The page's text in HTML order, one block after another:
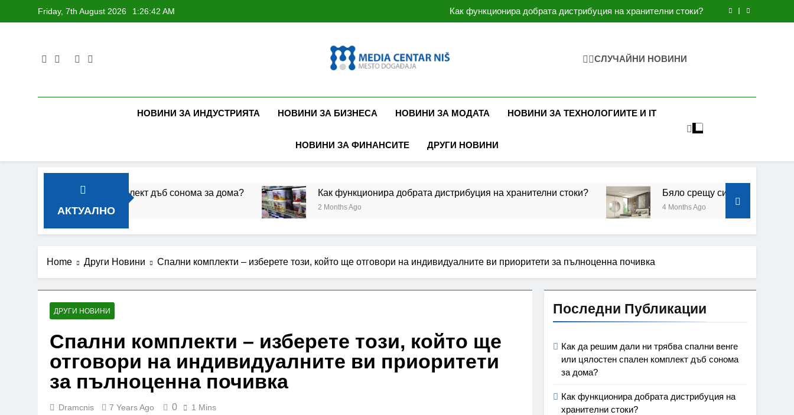
to
Friday, 7th August 2026 1:26:43 AM
комплект дъб сонома за дома?
Как функционира добрата дистрибуция на хранителни стоки?
Бяло срещу сиво в спалнята – как спалният комплект променя
комплект дъб сонома за дома?
Как функционира добрата дистрибуция на хранителни стоки?
Бяло срещу сиво в спалнята – как спалният комплект променя
Mcnis.org.rs
СЛУЧАЙНИ НОВИНИ
НОВИНИ ЗА ИНДУСТРИЯТА НОВИНИ ЗА БИЗНЕСА НОВИНИ ЗА МОДАТА НОВИНИ ЗА ТЕХНОЛОГИИТЕ И IT
НОВИНИ ЗА ФИНАНСИТЕ ДРУГИ НОВИНИ
АКТУАЛНО
спален комплект дъб сонома за дома? Как функционира добрата дистрибуция на хранителни стоки?
2 Months Ago
Бяло срещу сиво в спалнята – как
4 Months Ago
Home Други Новини Спални комплекти – изберете този, който ще отговори на индивидуалните ви приоритети за пълноценна почивка
ДРУГИ НОВИНИ
Спални комплекти – изберете този, който ще
отговори на индивидуалните ви приоритети
за пълноценна почивка
Dramcnis 7 Years Ago 0 1 Mins
Последни Публикации
Как да решим дали ни трябва спални венге
или цялостен спален комплект дъб сонома
за дома?
Как функционира добрата дистрибуция на
хранителни стоки?